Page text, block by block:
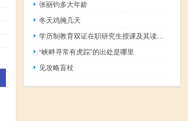
张丽钧多大年龄
冬天鸡腌几天
学历制教育双证在职研究生授课及其读研优势有哪些
“峡畔寻常有虎踪”的出处是哪里
见攻略盲杖